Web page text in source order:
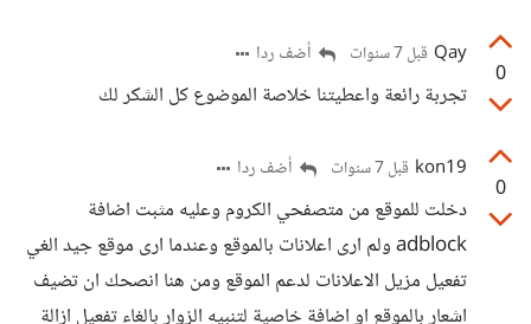
0
Qay قبل 7 سنوات أضف ردا
تجربة رائعة واعطيتنا خلاصة الموضوع كل الشكر لك
0
kon19 قبل 7 سنوات أضف ردا
دخلت للموقع من متصفحي الكروم وعليه مثبت اضافة
adblock ولم ارى اعلانات بالموقع وعندما ارى موقع جيد الغي
تفعيل مزيل الاعلانات لدعم الموقع ومن هنا انصحك ان تضيف